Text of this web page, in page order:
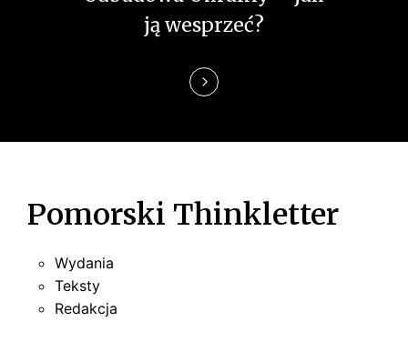
ją wesprzeć?
Pomorski Thinkletter
Wydania
Teksty
Redakcja